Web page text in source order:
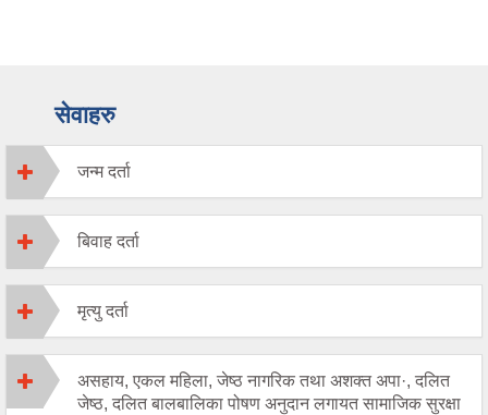
सेवाहरु
जन्म दर्ता
बिवाह दर्ता
मृत्यु दर्ता
असहाय, एकल महिला, जेष्ठ नागरिक तथा अशक्त अपा·, दलित
जेष्ठ, दलित बालबालिका पोषण अनुदान लगायत सामाजिक सुरक्षा